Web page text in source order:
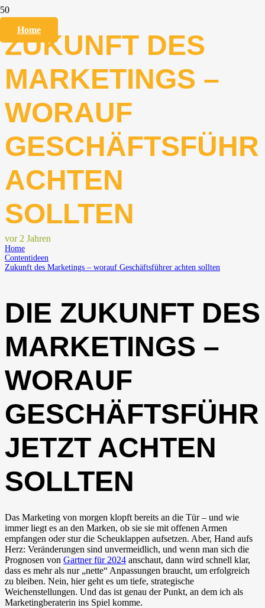
Home
ZUKUNFT DES
MARKETINGS –
WORAUF
ACHTEN
SOLLTEN
vor 2 Jahren
Home
Contentideen
Zukunft des Marketings – worauf Geschäftsführer achten sollten
DIE ZUKUNFT DES
MARKETINGS –
WORAUF
JETZT ACHTEN
SOLLTEN
Das Marketing von morgen klopft bereits an die Tür – und wie
immer liegt es an den Marken, ob sie sie mit offenen Armen
empfangen oder stur die Scheuklappen aufsetzen. Aber, Hand aufs
Herz: Veränderungen sind unvermeidlich, und wenn man sich die
Prognosen von Gartner für 2024 anschaut, dann wird schnell klar,
dass es mehr als nur „nette“ Anpassungen braucht, um erfolgreich
zu bleiben. Nein, hier geht es um tiefe, strategische
Weichenstellungen. Und das ist genau der Punkt, an dem ich als
Marketingberaterin ins Spiel komme.